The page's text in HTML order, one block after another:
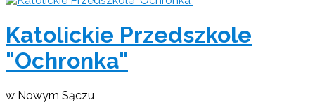
Katolickie Przedszkole
"Ochronka"
w Nowym Sączu